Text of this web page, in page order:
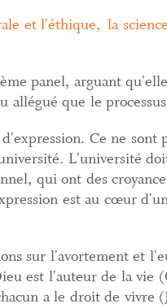
et l'éthique, la
panel, arguant
allégué que le
Ce ne sont
L'université
qui ont des
est au cœur
sur l'avortement et
est l'auteur de la vie
a le droit de vivre